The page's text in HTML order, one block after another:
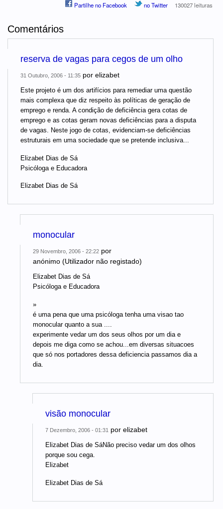
Partilhe no Facebook no Twitter 130027 leituras
Comentários
reserva de vagas para cegos de um olho
31 Outubro, 2006 - 11:35 por elizabet
Este projeto é um dos artifícios para remediar uma questão
mais complexa que diz respeito às políticas de geração de
emprego e renda. A condição de deficiência gera cotas de
emprego e as cotas geram novas deficiências para a disputa
de vagas. Neste jogo de cotas, evidenciam-se deficiências
estruturais em uma sociedade que se pretende inclusiva...
Elizabet Dias de Sá
Psicóloga e Educadora
Elizabet Dias de Sá
monocular
29 Novembro, 2006 - 22:22 por
anónimo (Utilizador não registado)
Elizabet Dias de Sá
Psicóloga e Educadora
»
é uma pena que uma psicóloga tenha uma visao tao
monocular quanto a sua ....
experimente vedar um dos seus olhos por um dia e
depois me diga como se achou...em diversas situacoes
que só nos portadores dessa deficiencia passamos dia a
dia.
visão monocular
7 Dezembro, 2006 - 01:31 por elizabet
Elizabet Dias de SáNão preciso vedar um dos olhos
porque sou cega.
Elizabet
Elizabet Dias de Sá